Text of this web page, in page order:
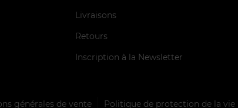
Livraisons
Retours
Inscription à la Newsletter
générales de vente Politique de protection de la vie